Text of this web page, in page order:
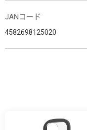
JANコード
4582698125020